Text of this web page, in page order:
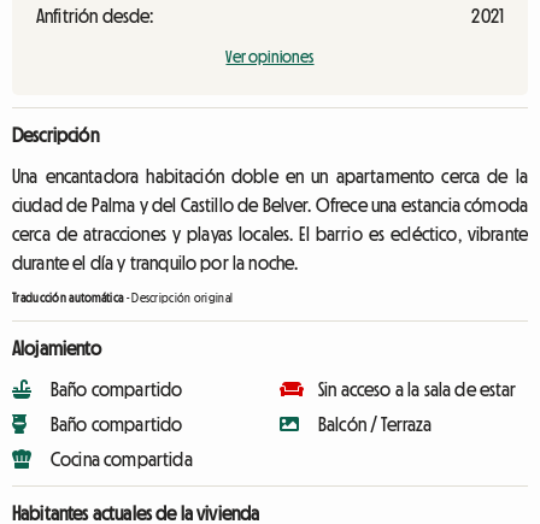
Anfitrión desde:
2021
Ver opiniones
Descripción
Una encantadora habitación doble en un apartamento cerca de la
ciudad de Palma y del Castillo de Belver. Ofrece una estancia cómoda
cerca de atracciones y playas locales. El barrio es ecléctico, vibrante
durante el día y tranquilo por la noche.
Traducción automática-Descripción original
Alojamiento
Baño compartido
Baño compartido
Cocina compartida
Sin acceso a la sala de estar
Balcón / Terraza
Habitantes actuales de la vivienda